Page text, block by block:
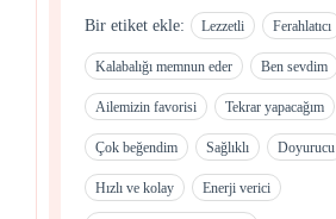
Bir etiket ekle: Lezzetli Ferahlatıcı
Kalabalığı memnun eder Ben sevdim
Ailemizin favorisi Tekrar yapacağım
Çok beğendim Sağlıklı Doyurucu
Hızlı ve kolay Enerji verici